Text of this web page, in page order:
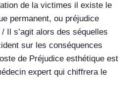
de la victimes il existe le
permanent, ou préjudice
Il s’agit alors des séquelles
sur les conséquences
de Préjudice esthétique est
expert qui chiffrera le